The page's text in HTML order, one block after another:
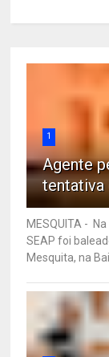
1
Agente
tentativa
MESQUITA -
SEAP foi
Mesquita, na